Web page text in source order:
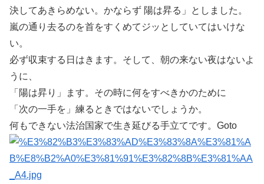
決してあきらめない。かならず 陽は昇る」としました。
嵐の通り去るのを首をすくめてジッとしていてはいけな
い。
必ず収束する日はきます。そして、朝の来ない夜はないよ
うに、
「陽は昇り」ます。その時に何をすべきかのために
「次の一手を」練るときではないでしょうか。
何もできない法治国家で生き延びる手立てです。Goto